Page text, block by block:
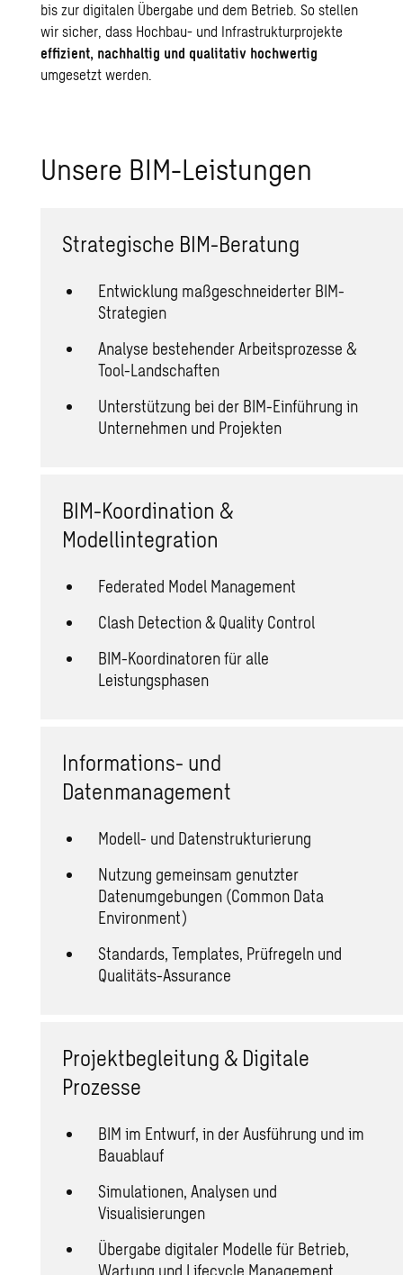
bis zur digitalen Übergabe und dem Betrieb. So stellen
wir sicher, dass Hochbau- und Infrastrukturprojekte
effizient, nachhaltig und qualitativ hochwertig
umgesetzt werden.
Un­se­re BIM-Leis­tun­gen
Strategische BIM-Beratung
Entwicklung maßgeschneiderter BIM-
Strategien
Analyse bestehender Arbeitsprozesse &
Tool-Landschaften
Unterstützung bei der BIM-Einführung in
Unternehmen und Projekten
BIM-Koordination &
Modellintegration
Federated Model Management
Clash Detection & Quality Control
BIM-Koordinatoren für alle
Leistungsphasen
Informations- und
Datenmanagement
Modell- und Datenstrukturierung
Nutzung gemeinsam genutzter
Datenumgebungen (Common Data
Environment)
Standards, Templates, Prüfregeln und
Qualitäts-Assurance
Projektbegleitung & Digitale
Prozesse
BIM im Entwurf, in der Ausführung und im
Bauablauf
Simulationen, Analysen und
Visualisierungen
Übergabe digitaler Modelle für Betrieb,
Wartung und Lifecycle Management